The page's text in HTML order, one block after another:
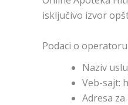
isključivo izvor
Podaci o
Naziv
Veb-sajt:
Adresa